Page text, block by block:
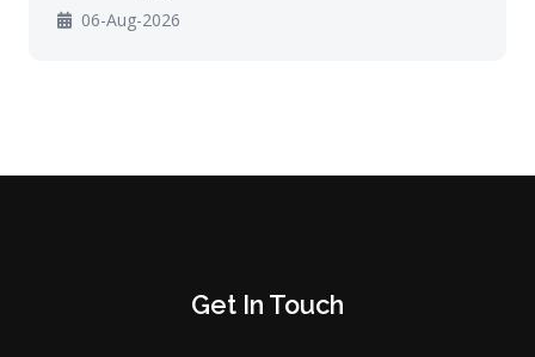
06-Aug-2026
Get In Touch